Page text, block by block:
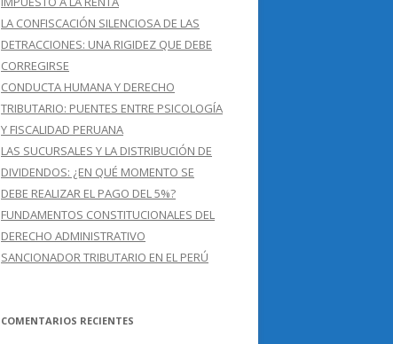
LA CONFISCACIÓN SILENCIOSA DE LAS
DETRACCIONES: UNA RIGIDEZ QUE DEBE
CORREGIRSE
CONDUCTA HUMANA Y DERECHO
TRIBUTARIO: PUENTES ENTRE PSICOLOGÍA
Y FISCALIDAD PERUANA
LAS SUCURSALES Y LA DISTRIBUCIÓN DE
DIVIDENDOS: ¿EN QUÉ MOMENTO SE
DEBE REALIZAR EL PAGO DEL 5%?
FUNDAMENTOS CONSTITUCIONALES DEL
DERECHO ADMINISTRATIVO
SANCIONADOR TRIBUTARIO EN EL PERÚ
COMENTARIOS RECIENTES